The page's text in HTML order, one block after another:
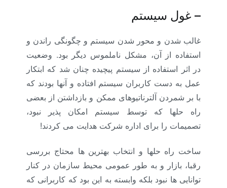
– غول سیستم
غالب شدن و محور شدن سیستم و چگونگی راندن و
استفاده از آن، مشکل ناملموس دیگر بود. وضعیت
در اثر استفاده از سیستم پیچیده چنان شد که ابتکار
عمل به دست کاربران سیستم افتاده و آنها بودند که
با بر شمردن آلترناتیوهای ممکن و بازداشتن از بعضی
راه حلها که توسط سیستم امکان پذیر نبود،
تصمیمات را برای اداره شرکت هدایت می کردند!
ساخت راه حلها و انتخاب بهترین ها محتاج بررسی
رقبا، بازار و به طور عمومی محیط سازمان در کنار
توانایی ها نبود بلکه وابسته به این بود که کاربرانی که